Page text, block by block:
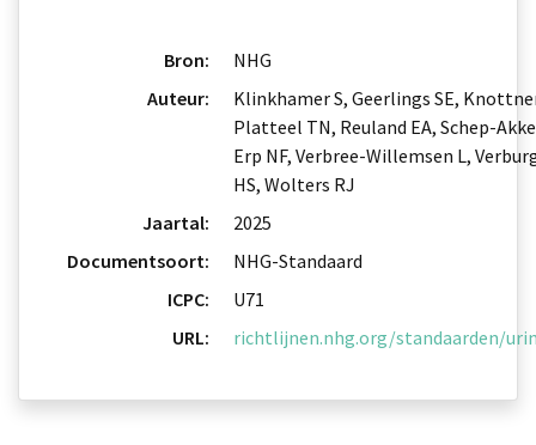
Bron:
NHG
Auteur:
Klinkhamer S, Geerlings SE,
Platteel TN, Reuland EA, Schep-
Erp NF, Verbree-Willemsen L,
HS, Wolters RJ
Jaartal:
2025
Documentsoort:
NHG-Standaard
ICPC:
U71
URL:
richtlijnen.nhg.org/standaarden/